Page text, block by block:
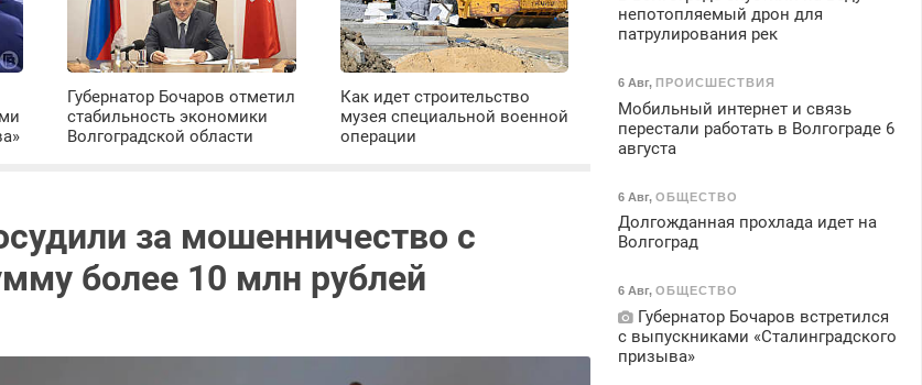
Губернатор Бочаров отметил
стабильность экономики
Волгоградской области
Как идет строительство
музея специальной военной
операции
за мошенничество с
более 10 млн рублей
непотопляемый дрон для
патрулирования рек
6 Авг, ПРОИСШЕСТВИЯ
Мобильный интернет и связь
перестали работать в Волгограде 6
августа
6 Авг, ОБЩЕСТВО
Долгожданная прохлада идет на
Волгоград
6 Авг, ОБЩЕСТВО
Губернатор Бочаров встретился
с выпускниками «Сталинградского
призыва»